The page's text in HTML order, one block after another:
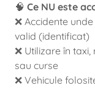
🧠 Ce NU este
❌ Accidente
valid (identificat)
❌ Utilizare în
sau curse
❌ Vehicule